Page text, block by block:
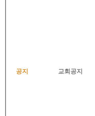
공지 교회공지